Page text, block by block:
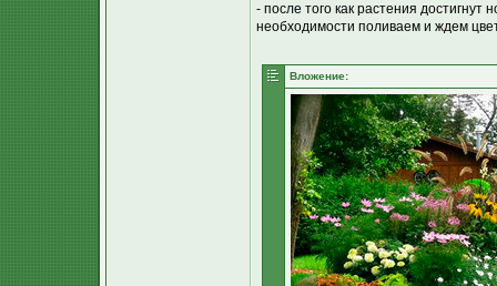
- после того как растения
необходимости поливаем и ждем
Вложение: